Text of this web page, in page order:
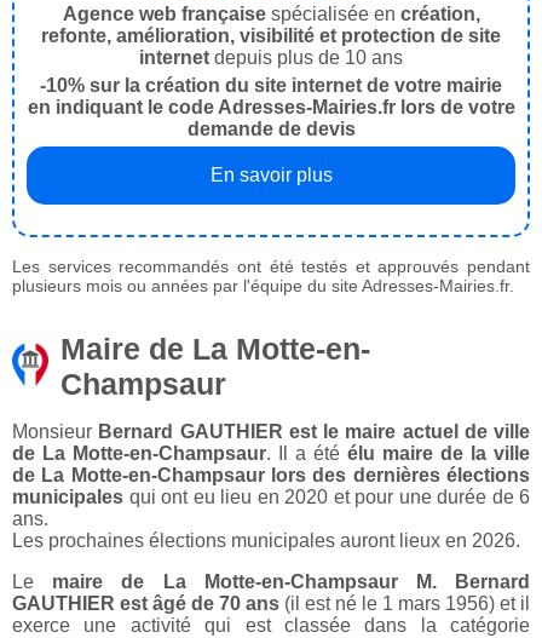
Agence web françaisespécialisée en création,
refonte, amélioration, visibilité et protection de site
internet depuis plus de 10 ans
-10% sur la création du site internet de votre mairie
en indiquant le code Adresses-Mairies.fr lors de votre
demande de devis
En savoir plus
Les services recommandés ont été testés et approuvés pendant
plusieurs mois ou années par l'équipe du site Adresses-Mairies.fr.
Maire de La Motte-en-
Champsaur
Monsieur Bernard GAUTHIER est le maire actuel de ville
de La Motte-en-Champsaur. Il a été élu maire de la ville
de La Motte-en-Champsaur lors des dernières élections
municipales qui ont eu lieu en 2020 et pour une durée de 6
ans.
Les prochaines élections municipales auront lieux en 2026.
Le maire de La Motte-en-Champsaur M. Bernard
GAUTHIER est âgé de 70 ans (il est né le 1 mars 1956) et il
exerce une activité qui est classée dans la catégorie